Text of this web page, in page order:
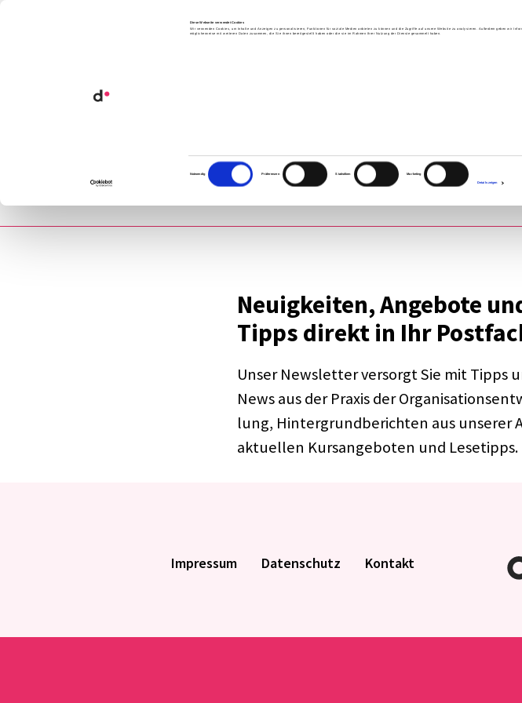
Diese Webseite verwendet Cookies
Wir verwenden Cookies, um Inhalte und Anzeigen zu personalisieren, Funktionen für soziale Medien anbieten zu können und die Zugriffe auf unsere Website zu analysieren. Außerdem geben wir
möglicherweise mit weiteren Daten zusammen, die Sie ihnen bereitgestellt haben oder die sie im Rahmen Ihrer Nutzung der Dienste gesammelt haben.
Einwilligungsauswahl
Notwendig
Präferenzen Statistiken Marketing
Details zeigen
Orga­ni­sa­ti­ons­ent­wick­lung Mode­ra­tion
Academy
News­let­ter
Neuig­kei­ten, Ange­bote
Tipps direkt in Ihr
Unser News­let­ter versorgt Sie mit Tipps
News aus der Praxis der
lung, Hinter­grund­be­rich­ten aus unse­rer
aktu­el­len Kurs­an­ge­bo­ten und Lese­tipps.
Impres­sum Daten­schutz Kontakt